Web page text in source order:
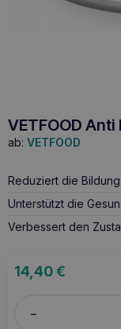
VETFOOD
ab: VETFOOD
Reduziert die
Unterstützt die
Verbessert den
14,40€
–